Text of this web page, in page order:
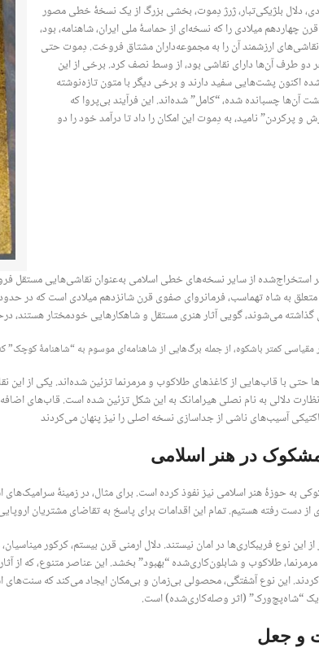
۱۹۲۰ میلادی، دلال بلژیکی‌تبار، ژرژ دِموت، بخشی بزرگ از یک نسخۀ خطی مصور
چهاردهم میلادی را که نسخه‌ای از حماسۀ ملی ایران، شاهنامه، بود،
ارزشمند آن را به مجموعه‌داران مشتاق فروخت. دِموت حتی
دو طرف آن‌ها دارای نقاشی بود، از وسط نصف کرد. برخی از این
اکنون پشت‌هایی سفید دارند و برخی دیگر با متون تازه‌نوشته
آن‌ها چسبانده شده، “کامل” شده‌اند. این فرآیند بی‌پروا که
و پرکردن” نامید، به دِموت این امکان را داد تا درآمد خود را دو
استخراج‌شده از سایر نسخه‌های خطی اسلامی به‌عنوان نقاشی‌هایی مستقل
گذاشته می‌شوند، گویی آثار هنری مستقل و شاهکارهایی خودمختار هستند،
کمتر باشکوه، از جمله برگ‌هایی از شاهنامه‌ای موسوم به “شاهنامۀ کوچک”
حتی با قاب‌هایی از کاغذهای طلاکوب و مرمرنما تزئین شده‌اند. یکی از این
دلالی به نام نصلی هیرامانک به این شکل تزئین شده است. قاب‌های
آسیب‌های ناشی از جداسازی نسخه اصلی را نیز پنهان می‌کردند
در هنر اسلامی
به حوزۀ هنر اسلامی نیز نفوذ کرده است. برای مثال، در زمینۀ
دست رفته هستیم. تمام این اقدامات برای پاسخ به تقاضای مشتریان
این نوع فریبکاری‌ها در امان نیستند. دلال ارمنی قرن بیستم، کرکور
طلاکوب و شابلون‌کاری‌شده “بهبود” بخشد. این عناصر متنوع، که از
این نوع آشفتگی، محصولی بی‌زمان و بی‌مکان ایجاد می‌کند که
یک “شاه‌پچ‌ورک” (اثر وصله‌کاری‌شده) است.
و جعل